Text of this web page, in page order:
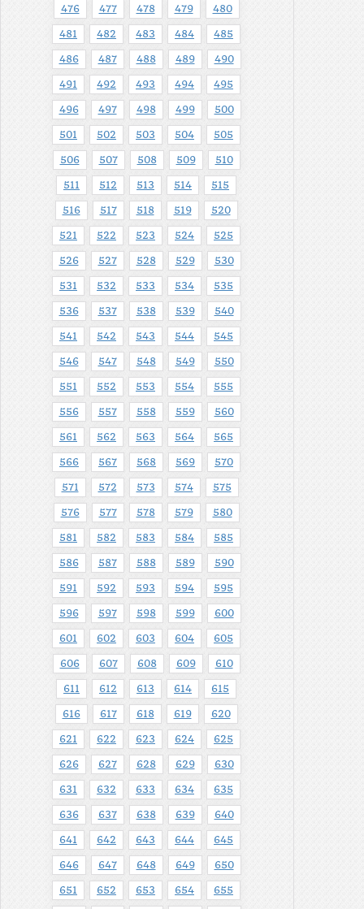
476 477 478 479 480
481 482 483 484 485
486 487 488 489 490
491 492 493 494 495
496 497 498 499 500
501 502 503 504 505
506 507 508 509 510
511 512 513 514 515
516 517 518 519 520
521 522 523 524 525
526 527 528 529 530
531 532 533 534 535
536 537 538 539 540
541 542 543 544 545
546 547 548 549 550
551 552 553 554 555
556 557 558 559 560
561 562 563 564 565
566 567 568 569 570
571 572 573 574 575
576 577 578 579 580
581 582 583 584 585
586 587 588 589 590
591 592 593 594 595
596 597 598 599 600
601 602 603 604 605
606 607 608 609 610
611 612 613 614 615
616 617 618 619 620
621 622 623 624 625
626 627 628 629 630
631 632 633 634 635
636 637 638 639 640
641 642 643 644 645
646 647 648 649 650
651 652 653 654 655